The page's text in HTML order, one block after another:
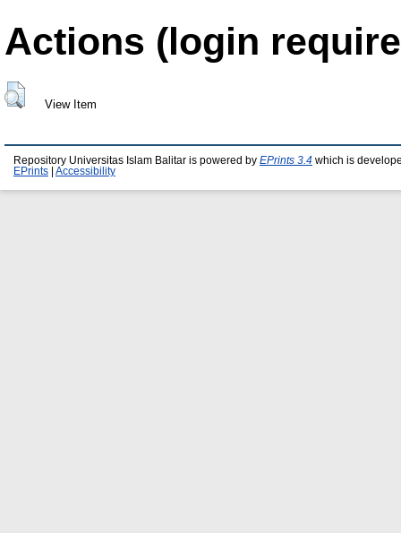
Actions (login
View Item
Repository Universitas Islam Balitar is powered by EPrints 3.4 which is
EPrints
Accessibility